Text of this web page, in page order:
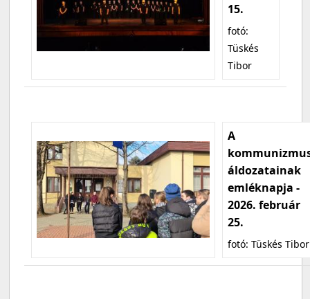
15.
fotó:
Tüskés
Tibor
A
áldozatainak
emléknapja -
2026. február
25.
fotó: Tüskés Tibor